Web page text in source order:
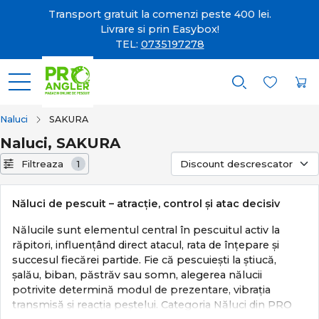
Transport gratuit la comenzi peste 400 lei.
Livrare si prin Easybox!
TEL: 0735197278
Naluci SAKURA
Naluci, SAKURA
Filtreaza 1
Năluci de pescuit – atracție, control și atac decisiv
Nălucile sunt elementul central în pescuitul activ la
răpitori, influențând direct atacul, rata de înțepare și
succesul fiecărei partide. Fie că pescuiești la știucă,
șalău, biban, păstrăv sau somn, alegerea nălucii
potrivite determină modul de prezentare, vibrația
transmisă și reacția peștelui. Categoria Năluci din PRO